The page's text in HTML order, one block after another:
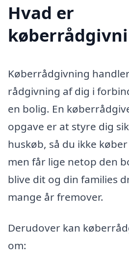
Hvad er
Køberrådgivning
rådgivning af dig i
en bolig. En
opgave er at styre dig
huskøb, så du ikke
men får lige netop den
blive dit og din families
mange år fremover.
Derudover kan
om: